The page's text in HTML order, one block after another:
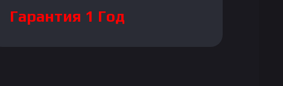
Гарантия 1 Год